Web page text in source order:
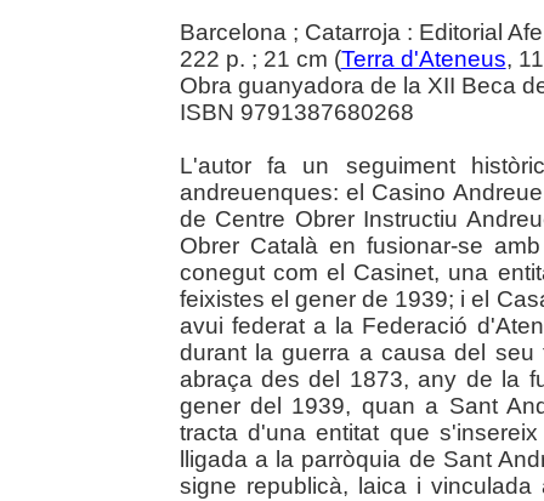
Barcelona ; Catarroja : Editorial
222 p. ; 21 cm (Terra d'Ateneus,
Obra guanyadora de la XII Beca
ISBN 9791387680268
L'autor fa un seguiment
andreuenques: el Casino
de Centre Obrer Instructiu
Obrer Català en fusionar-se
conegut com el Casinet, una
feixistes el gener de 1939; i el
avui federat a la Federació
durant la guerra a causa del seu
abraça des del 1873, any de la
gener del 1939, quan a Sant
tracta d'una entitat que
lligada a la parròquia de Sant
signe republicà, laica i vinculada